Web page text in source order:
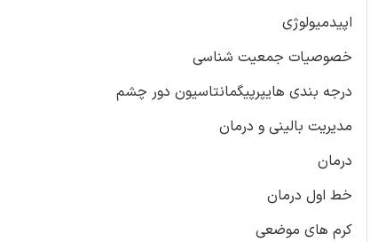
اپیدمیولوژی
خصوصیات جمعیت شناسی
درجه بندی هایپرپیگمانتاسیون دور چشم
مدیریت بالینی و درمان
درمان
خط اول درمان
کرم های موضعی